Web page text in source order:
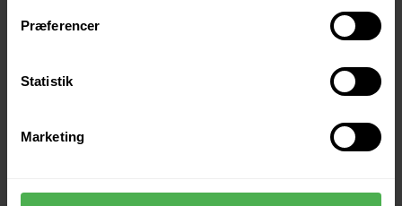
Præferencer
Statistik
Marketing